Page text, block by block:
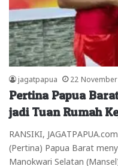
jagatpapua 22
Pertina Papua
jadi Tuan Rumah
RANSIKI,
(Pertina) Papua Barat
Manokwari Selatan